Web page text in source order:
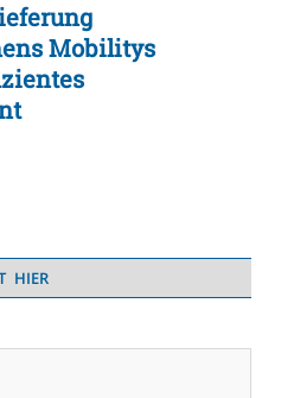
Mobilitys
HIER